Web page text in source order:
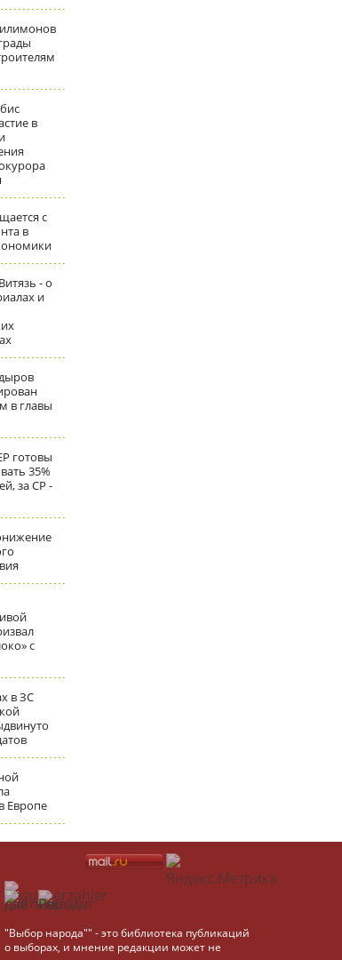
в
с
в
- о
и
в главы
готовы
35%
за СР -
с
в ЗС
Европе
"Выбор народа"" - это библиотека публикаций
о выборах, и мнение редакции может не